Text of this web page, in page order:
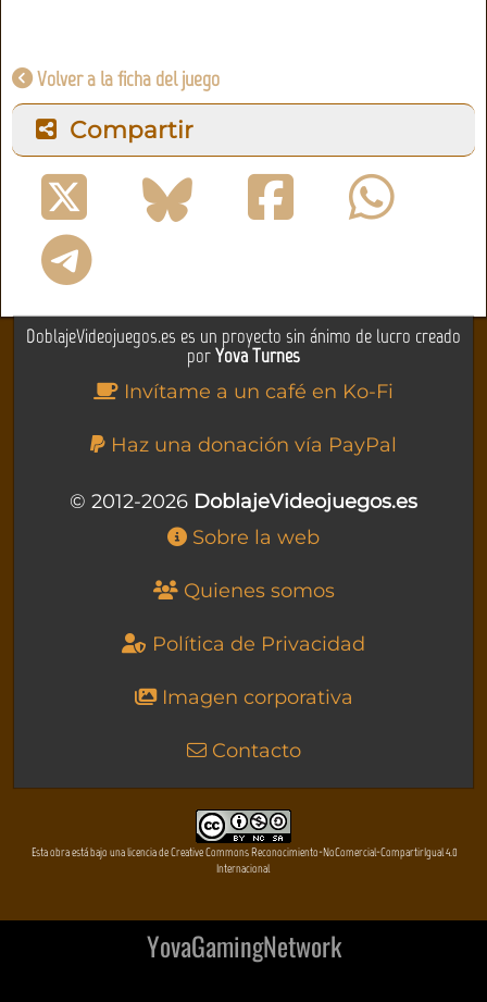
Volver a la ficha del juego
Compartir
DoblajeVideojuegos.es es un proyecto sin ánimo de lucro creado
porYova Turnes
Invítame a un café en Ko-Fi
Haz una donación vía PayPal
© 2012-2026 DoblajeVideojuegos.es
Sobre la web
Quienes somos
Política de Privacidad
Imagen corporativa
Contacto
Esta obra está bajo una licencia de Creative Commons Reconocimiento-NoComercial-CompartirIgual 4.0
Internacional
YovaGamingNetwork